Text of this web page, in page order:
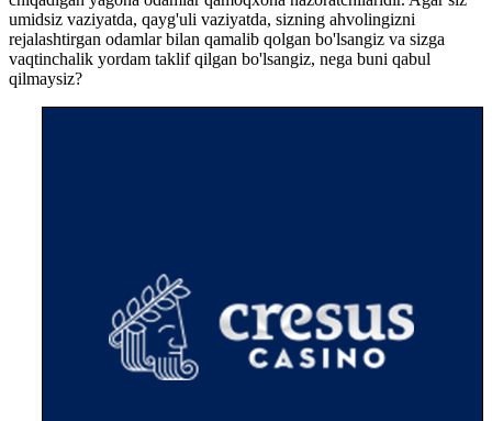
umidsiz vaziyatda, qayg'uli vaziyatda, sizning ahvolingizni
rejalashtirgan odamlar bilan qamalib qolgan bo'lsangiz va sizga
vaqtinchalik yordam taklif qilgan bo'lsangiz, nega buni qabul
qilmaysiz?